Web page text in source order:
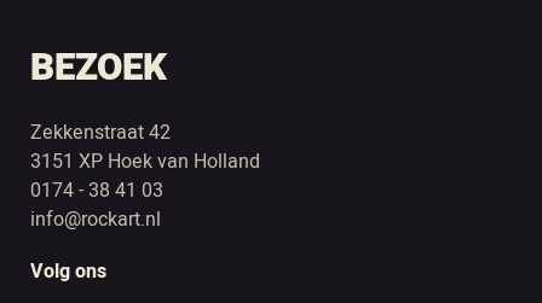
BEZOEK
Zekkenstraat 42
3151 XP Hoek van Holland
0174 - 38 41 03
info@rockart.nl
Volg ons